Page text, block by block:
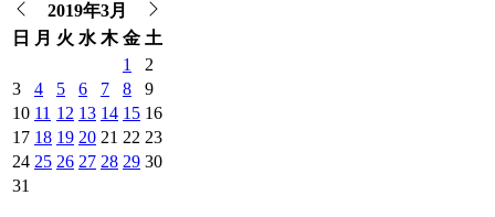
2019年3月
日 月 火 水 木 金 土
1
2
3
4 5 6 7 8
9
10 11 12 13 14 15 16
17 18 19 20 21 22 23
24 25 26 27 28 29 30
31